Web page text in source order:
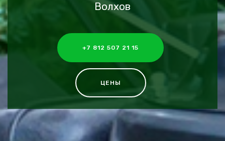
Волхов
+7 812 507 21 15
ЦЕНЫ